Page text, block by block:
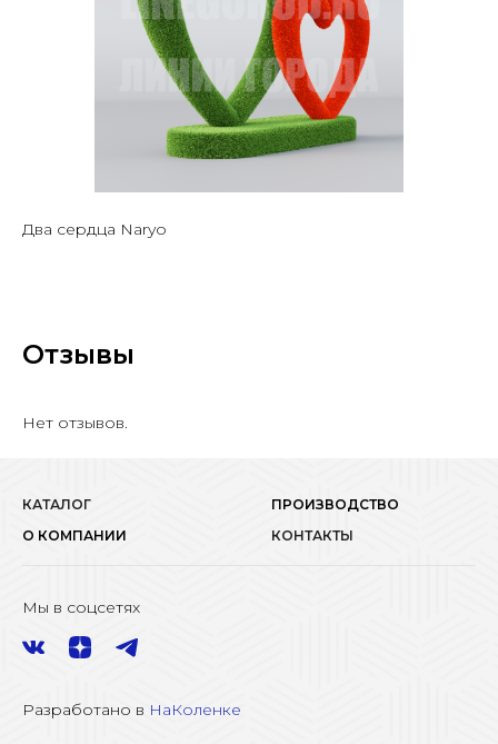
Два сердца Naryo
Отзывы
Нет отзывов.
КАТАЛОГ
ПРОИЗВОДСТВО
О КОМПАНИИ
КОНТАКТЫ
Мы в соцсетях
Разработано в НаКоленке